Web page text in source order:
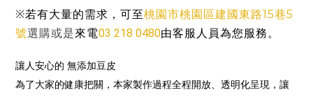
※若有大量的需求，可至桃園市桃園區建國東路15巷5
號選購或是來電03 218 0480由客服人員為您服務。
讓人安心的 無添加豆皮
為了大家的健康把關，本家製作過程全程開放、透明化呈現，讓